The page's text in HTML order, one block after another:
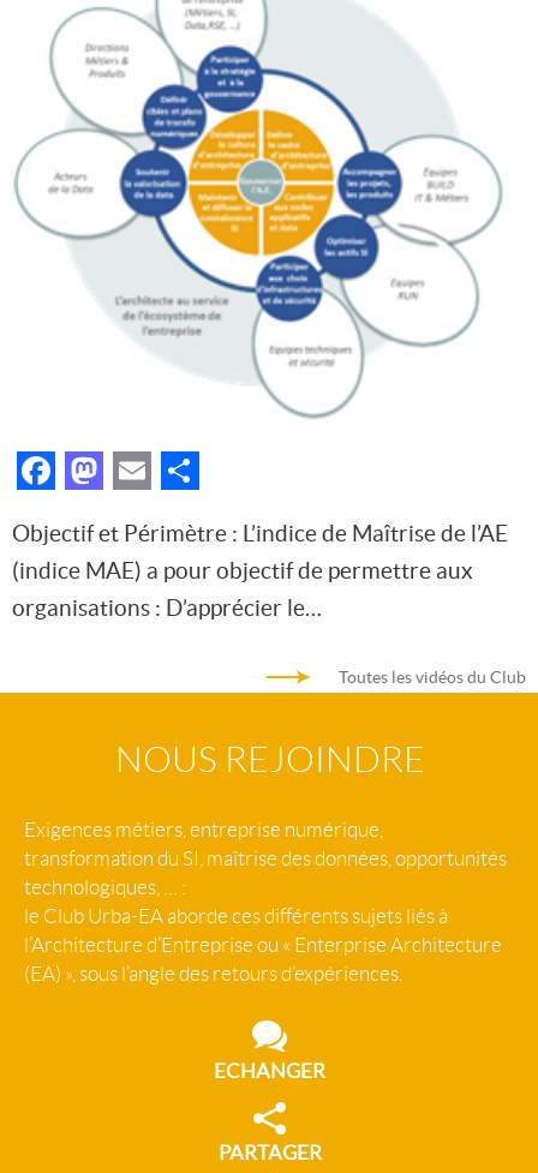
Facebook
Mastodon
Email
Objectif et Périmètre : L’indice de Maîtrise de l’AE
(indice MAE) a pour objectif de permettre aux
organisations : D’apprécier le…
Toutes les vidéos du Club
NOUS REJOINDRE
Exigences métiers, entreprise numérique,
transformation du SI, maîtrise des données, opportunités
technologiques, … :
le Club Urba-EA aborde ces différents sujets liés à
l’Architecture d’Entreprise ou « Enterprise Architecture
(EA) », sous l’angle des retours d’expériences.
ECHANGER
PARTAGER